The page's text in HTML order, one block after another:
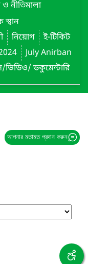
নীতিমালা
স্থান
নিয়োগ
ই-টিকিট
July Anirban
ভিডিও/ ডকুমেন্টারি
আপনার মতামত প্রদান করুন